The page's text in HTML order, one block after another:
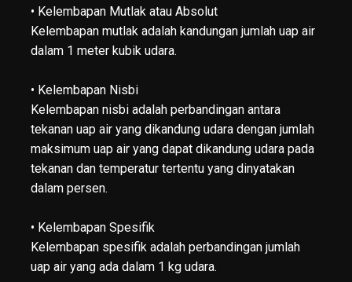
• Kelembapan Mutlak atau Absolut
Kelembapan mutlak adalah kandungan jumlah uap air
dalam 1 meter kubik udara.
• Kelembapan Nisbi
Kelembapan nisbi adalah perbandingan antara
tekanan uap air yang dikandung udara dengan jumlah
maksimum uap air yang dapat dikandung udara pada
tekanan dan temperatur tertentu yang dinyatakan
dalam persen.
• Kelembapan Spesifik
Kelembapan spesifik adalah perbandingan jumlah
uap air yang ada dalam 1 kg udara.